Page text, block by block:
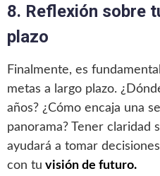
8. Reflexión sobre
plazo
Finalmente, es
metas a largo plazo.
años? ¿Cómo encaja una
panorama? Tener claridad
ayudará a tomar
con tu visión de futuro.